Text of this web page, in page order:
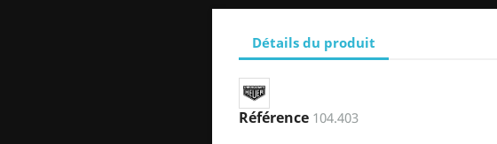
Détails du produit
Référence 104.403